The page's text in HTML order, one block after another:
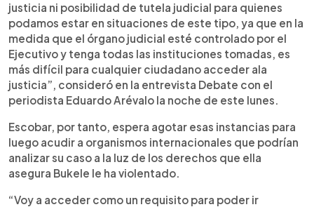
justicia ni posibilidad de tutela judicial para quienes
podamos estar en situaciones de este tipo, ya que en la
medida que el órgano judicial esté controlado por el
Ejecutivo y tenga todas las instituciones tomadas, es
más difícil para cualquier ciudadano acceder ala
justicia”, consideró en la entrevista Debate con el
periodista Eduardo Arévalo la noche de este lunes.
Escobar, por tanto, espera agotar esas instancias para
luego acudir a organismos internacionales que podrían
analizar su caso a la luz de los derechos que ella
asegura Bukele le ha violentado.
“Voy a acceder como un requisito para poder ir